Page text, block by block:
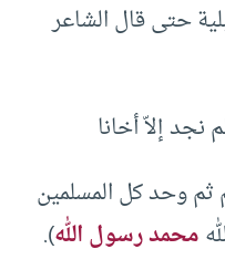
حتى قال الشاعر
نجد إلاّ أخانا
وحد كل المسلمين
محمد رسول الله).